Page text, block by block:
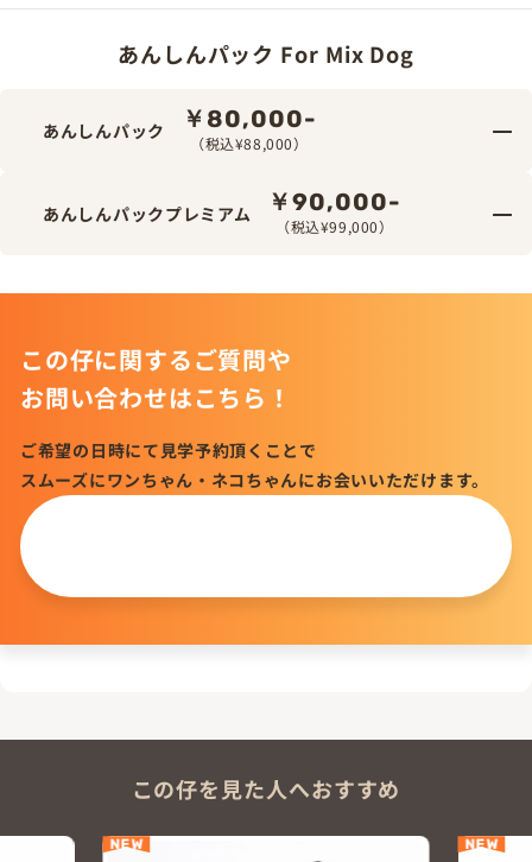
あんしんパック For Mix Dog
あんしんパック ￥80,000-
（税込¥88,000）
あんしんパックプレミアム ￥90,000-
（税込¥99,000）
この仔に関するご質問や
お問い合わせはこちら！
ご希望の日時にて見学予約頂くことで
スムーズにワンちゃん・ネコちゃんにお会いいただけます。
この仔を見た人へおすすめ
NEW NEW